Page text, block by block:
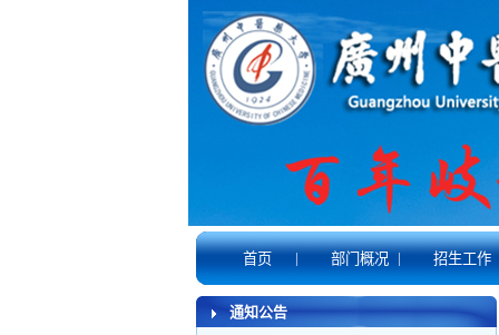
首页 | 部门概况 | 招生工作
通知公告